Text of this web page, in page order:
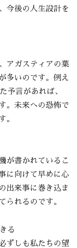
今後の人生設計を
アガスティアの葉
多いのです。例え
予言があれば、
。未来への恐怖で
。
が書かれているこ
に向けて早めに心
出来事に巻き込ま
られるのです。
る
ずしも私たちの望